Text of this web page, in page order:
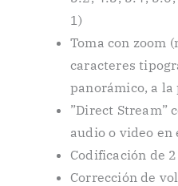
1)
Toma con zoom
caracteres
panorámico, a la
”Direct Stream”
audio o video
Codificación de
Corrección de